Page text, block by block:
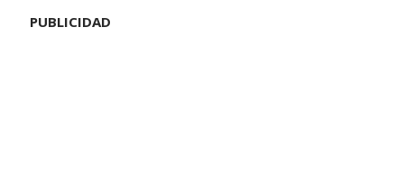
PUBLICIDAD